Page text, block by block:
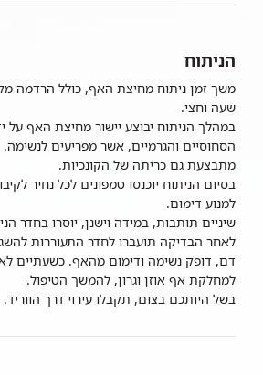
הניתוח
משך זמן ניתוח מחיצת האף, כולל הרדמה
שעה וחצי.
במהלך הניתוח יבוצע יישור מחיצת האף על
הסחוסיים והגרמיים, אשר מפריעים
מתבצעת גם כריתה של הקונכיות.
בסיום הניתוח יוכנסו טמפונים לכל נחיר
למנוע דימום.
שיניים תותבות, במידה וישנן, יוסרו בחדר
לאחר הבדיקה תועברו לחדר התעוררות
דם, דופק נשימה ודימום מהאף. כשעתיים
למחלקת אף אוזן וגרון, להמשך הטיפול.
בשל היותכם בצום, תקבלו עירוי דרך הווריד.